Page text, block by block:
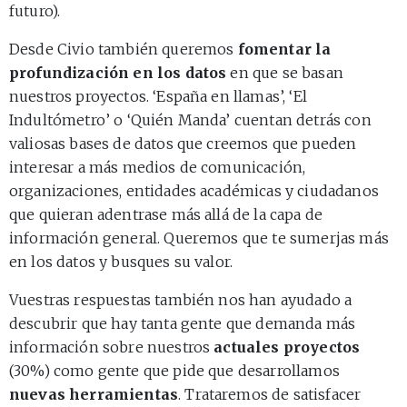
futuro).
Desde Civio también queremos fomentar la
profundización en los datos en que se basan
nuestros proyectos. ‘España en llamas’, ‘El
Indultómetro’ o ‘Quién Manda’ cuentan detrás con
valiosas bases de datos que creemos que pueden
interesar a más medios de comunicación,
organizaciones, entidades académicas y ciudadanos
que quieran adentrase más allá de la capa de
información general. Queremos que te sumerjas más
en los datos y busques su valor.
Vuestras respuestas también nos han ayudado a
descubrir que hay tanta gente que demanda más
información sobre nuestros actuales proyectos
(30%) como gente que pide que desarrollamos
nuevas herramientas. Trataremos de satisfacer